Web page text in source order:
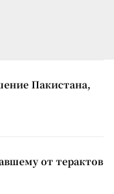
Пакистана,
от терактов